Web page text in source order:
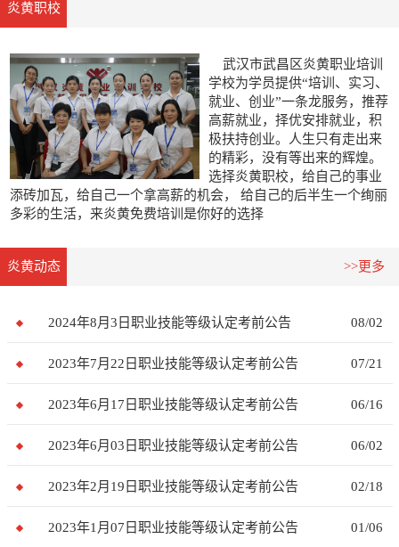
炎黄职校
武汉市武昌区炎黄职业培训
学校为学员提供“培训、实习、
就业、创业”一条龙服务，推荐
高薪就业，择优安排就业，积
极扶持创业。人生只有走出来
的精彩，没有等出来的辉煌。
选择炎黄职校，给自己的事业
添砖加瓦，给自己一个拿高薪的机会， 给自己的后半生一个绚丽
多彩的生活，来炎黄免费培训是你好的选择
炎黄动态 >>更多
2024年8月3日职业技能等级认定考前公告 08/02
2023年7月22日职业技能等级认定考前公告 07/21
2023年6月17日职业技能等级认定考前公告 06/16
2023年6月03日职业技能等级认定考前公告 06/02
2023年2月19日职业技能等级认定考前公告 02/18
2023年1月07日职业技能等级认定考前公告 01/06